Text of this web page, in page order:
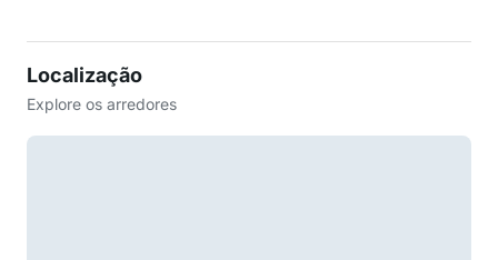
Localização
Explore os arredores